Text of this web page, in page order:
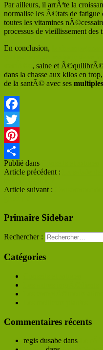
Par ailleurs, il arrÃªte la
normalise les Ã©tats de
toutes les vitamines
processus de vieillissement des
En conclusion,
, saine et
dans la chasse aux kilos en
de la santÃ© avec ses
Facebook
Twitter
Pinterest
Partager
Publié dans
Article précédent :
Article suivant :
Primaire Sidebar
Rechercher :
Catégories
Commentaires récents
regis dusabe dans